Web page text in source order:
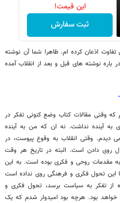
این قیمت!
ثبت سفارش
اذعان کرده ام. ظاهرا شما آن نوشته
باره نوشته های قبل و بعد از انقلاب آمده
وقتی مقالات کتاب وضع کنونی تفکر در
به آینده نداشت. نه ان که من به آینده
دیدم. وقتی انقلاب به وقوع پیوست، در
روی دادن است. البته در تاریخ هر وقت
مقدمات روحی و فکری بوده است. به این
این تحول فکری و فرهنگی روی نداده است
از تفکر به سیاست برسد، تحول فکری و
بود. هرچه بود امیدوار شدم که یک